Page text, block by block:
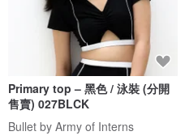
Primary top – 黑色 / 泳裝 (分開
售賣) 027BLCK
Bullet by Army of Interns